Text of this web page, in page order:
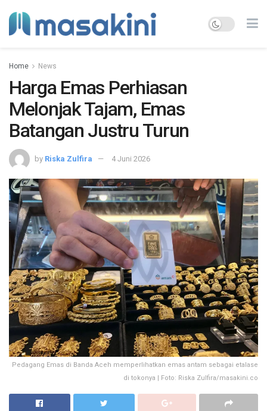
Home News
Harga Emas Perhiasan
Melonjak Tajam, Emas
Batangan Justru Turun
by Riska Zulfira 4 Juni 2026
Pedagang Emas di Banda Aceh memperlihatkan emas antam sebagai etalase
di tokonya | Foto: Riska Zulfira/masakini.co